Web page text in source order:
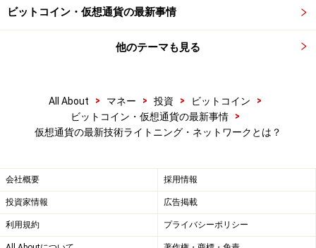
た。
さらには、2018年3月にライトニング・ネットワークの
トで実装した「lnd 0.4beta」をリリースしました。これ
について、実装にまた一歩近づいた画期的な出来事と評
ビットコインの送金がさらに高速かつ安価で、便利にな
る、そんな未来が実現するときがすぐそこまで近づいて
いるのかもしれません。
ビットコイン・仮想通貨の最新事情
他のテーマも見る
All About > マネー > 投資 > ビットコイン
>
ビットコイン・仮想通貨の最新事情
>
仮想通貨の最新技術ライトニング・ネットワークとは？
会社概要 採用情報
投資家情報 広告掲載
利用規約 プライバシーポリシー